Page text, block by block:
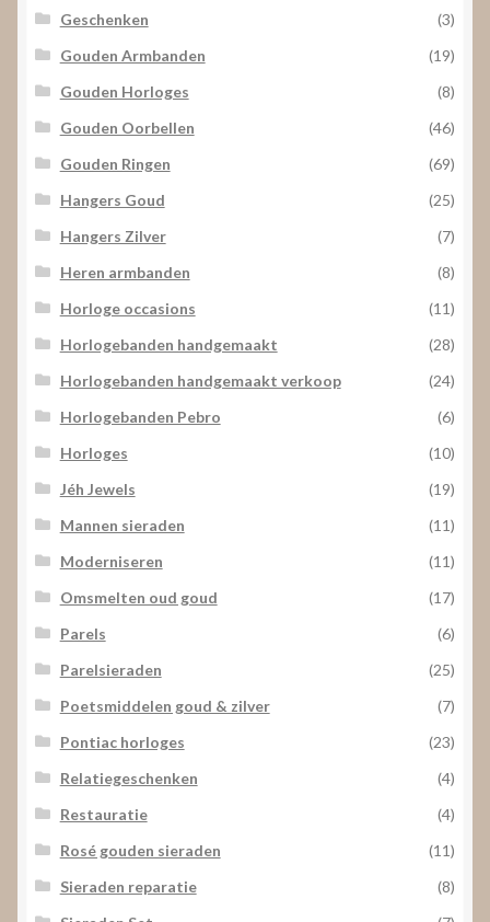
Geschenken
(3)
Gouden Armbanden
(19)
Gouden Horloges
(8)
Gouden Oorbellen
(46)
Gouden Ringen
(69)
Hangers Goud
(25)
Hangers Zilver
(7)
Heren armbanden
(8)
Horloge occasions
(11)
Horlogebanden handgemaakt
(28)
Horlogebanden handgemaakt verkoop
(24)
Horlogebanden Pebro
(6)
Horloges
(10)
Jéh Jewels
(19)
Mannen sieraden
(11)
Moderniseren
(11)
Omsmelten oud goud
(17)
Parels
(6)
Parelsieraden
(25)
Poetsmiddelen goud & zilver
(7)
Pontiac horloges
(23)
Relatiegeschenken
(4)
Restauratie
(4)
Rosé gouden sieraden
(11)
Sieraden reparatie
(8)